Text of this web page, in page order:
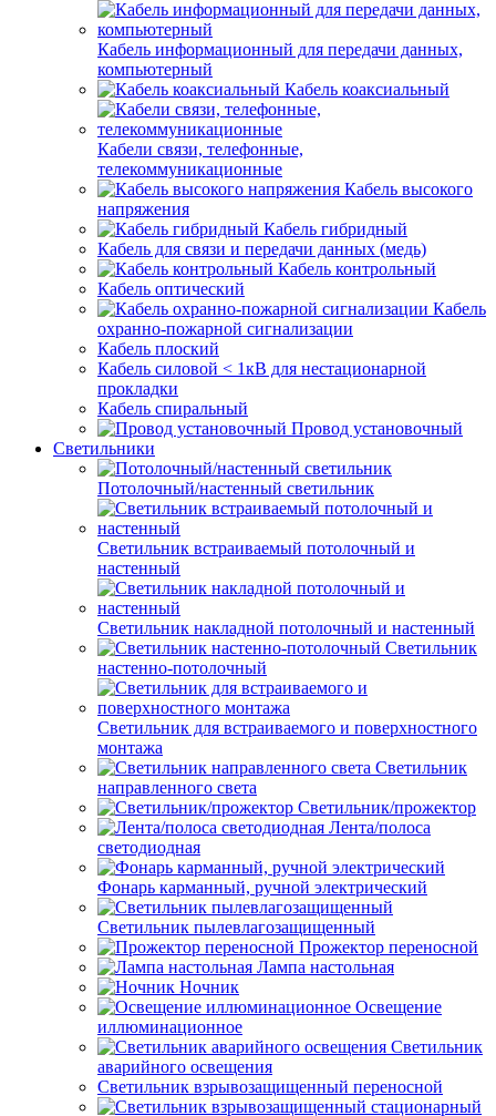
Кабель информационный для передачи данных,
компьютерный
Кабель коаксиальный
Кабели связи, телефонные,
телекоммуникационные
Кабель высокого
напряжения
Кабель гибридный
Кабель для связи и передачи данных (медь)
Кабель контрольный
Кабель оптический
Кабель
охранно-пожарной сигнализации
Кабель плоский
Кабель силовой < 1кВ для нестационарной
прокладки
Кабель спиральный
Провод установочный
Светильники
Потолочный/настенный светильник
Светильник встраиваемый потолочный и
настенный
Светильник накладной потолочный и настенный
Светильник
настенно-потолочный
Светильник для встраиваемого и поверхностного
монтажа
Светильник
направленного света
Светильник/прожектор
Лента/полоса
светодиодная
Фонарь карманный, ручной электрический
Светильник пылевлагозащищенный
Прожектор переносной
Лампа настольная
Ночник
Освещение
иллюминационное
Светильник
аварийного освещения
Светильник взрывозащищенный переносной